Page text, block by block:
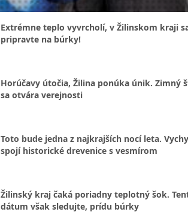
Extrémne teplo vyvrcholí, v Žilinskom kraji
pripravte na búrky!
Horúčavy útočia, Žilina ponúka únik. Zimný
sa otvára verejnosti
Toto bude jedna z najkrajších nocí leta.
spojí historické drevenice s vesmírom
Žilinský kraj čaká poriadny teplotný šok.
dátum však sledujte, prídu búrky